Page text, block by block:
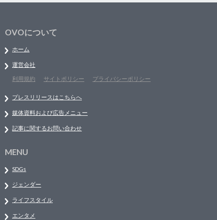
OVOについて
ホーム
運営会社
利用規約
サイトポリシー プライバシーポリシー
プレスリリースはこちらへ
媒体資料および広告メニュー
記事に関するお問い合わせ
MENU
SDGs
ジェンダー
ライフスタイル
エンタメ